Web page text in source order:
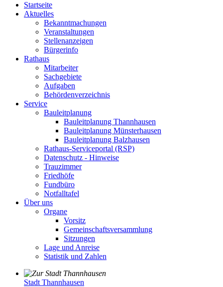
Startseite
Aktuelles
Bekanntmachungen
Veranstaltungen
Stellenanzeigen
Bürgerinfo
Rathaus
Mitarbeiter
Sachgebiete
Aufgaben
Behördenverzeichnis
Service
Bauleitplanung
Bauleitplanung Thannhausen
Bauleitplanung Münsterhausen
Bauleitplanung Balzhausen
Rathaus-Serviceportal (RSP)
Datenschutz - Hinweise
Trauzimmer
Friedhöfe
Fundbüro
Notfalltafel
Über uns
Organe
Vorsitz
Gemeinschaftsversammlung
Sitzungen
Lage und Anreise
Statistik und Zahlen
Stadt Thannhausen